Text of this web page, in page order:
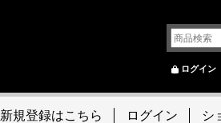
ログイン
新規登録はこちら ログイン シ